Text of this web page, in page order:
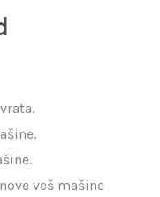
veš mašine